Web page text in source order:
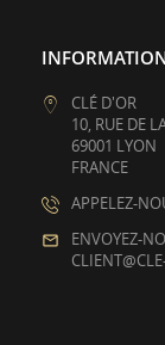
CLÉ D'OR
10, RUE DE
69001 LYON
FRANCE
APPELEZ-
ENVOYEZ-